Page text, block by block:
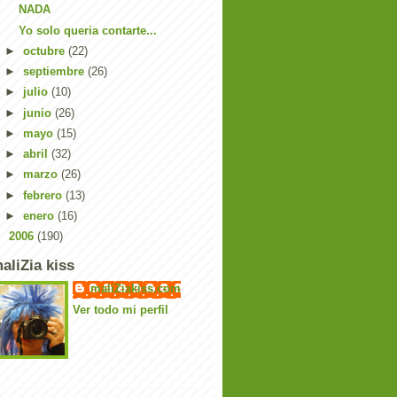
NADA
Yo solo queria contarte...
► octubre (22)
► septiembre (26)
► julio (10)
► junio (26)
► mayo (15)
► abril (32)
► marzo (26)
► febrero (13)
► enero (16)
2006 (190)
kiss
maliZiakiss.com
Ver todo mi perfil